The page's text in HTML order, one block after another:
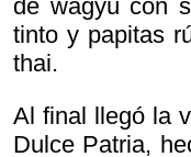
de wagyú con
tinto y papitas
thai.
Al final llegó la
Dulce Patria,